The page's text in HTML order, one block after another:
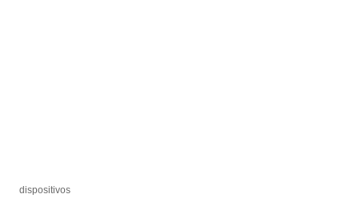
dispositivos
dispositivos